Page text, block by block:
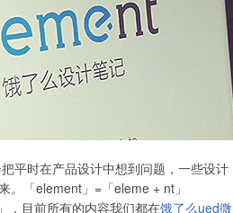
平时在产品设计中想到问题，一些设计
。「element」=「eleme + nt」
，目前所有的内容我们都在饿了么ued微